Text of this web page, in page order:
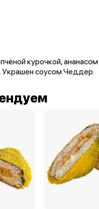
курочкой, ананасом
Украшен соусом Чеддер.